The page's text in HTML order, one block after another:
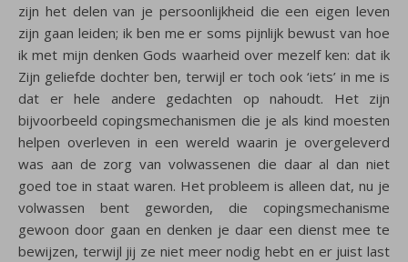
zijn het delen van je persoonlijkheid die een eigen leven
zijn gaan leiden; ik ben me er soms pijnlijk bewust van hoe
ik met mijn denken Gods waarheid over mezelf ken: dat ik
Zijn geliefde dochter ben, terwijl er toch ook ‘iets’ in me is
dat er hele andere gedachten op nahoudt. Het zijn
bijvoorbeeld copingsmechanismen die je als kind moesten
helpen overleven in een wereld waarin je overgeleverd
was aan de zorg van volwassenen die daar al dan niet
goed toe in staat waren. Het probleem is alleen dat, nu je
volwassen bent geworden, die copingsmechanisme
gewoon door gaan en denken je daar een dienst mee te
bewijzen, terwijl jij ze niet meer nodig hebt en er juist last